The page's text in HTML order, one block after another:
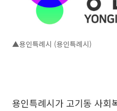
▲용인특례시 (용인특례시)
용인특례시가 고기동 사회